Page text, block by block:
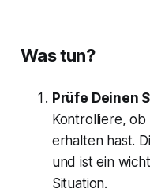
Was tun?
Prüfe Deinen
Kontrolliere,
erhalten hast.
und ist ein
Situation.